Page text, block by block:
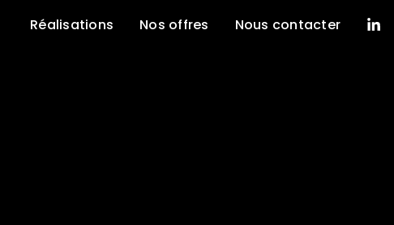
Réalisations Nos offres Nous contacter